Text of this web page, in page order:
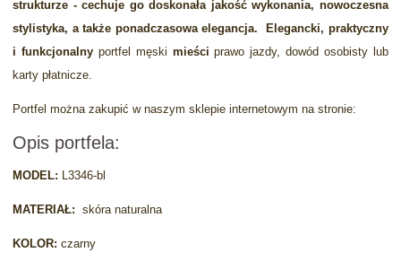
strukturze - cechuje go doskonała jakość wykonania, nowoczesna
stylistyka, a także ponadczasowa elegancja. Elegancki, praktyczny
i funkcjonalny portfel męski mieściprawo jazdy, dowód osobisty lub
karty płatnicze.
Portfel można zakupić w naszym sklepie internetowym na stronie:
Opis portfela:
MODEL: L3346-bl
MATERIAŁ: skóra naturalna
KOLOR: czarny